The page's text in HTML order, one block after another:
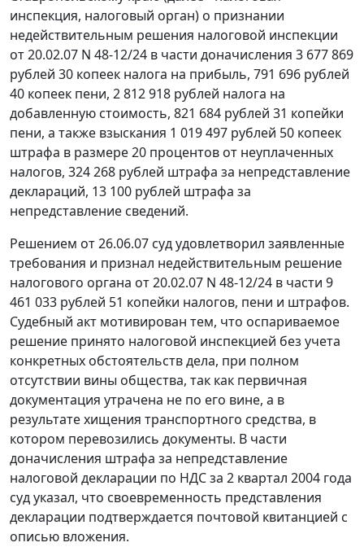
инспекция, налоговый орган) о признании
недействительным решения налоговой инспекции
от 20.02.07 N 48-12/24 в части доначисления 3 677 869
рублей 30 копеек налога на прибыль, 791 696 рублей
40 копеек пени, 2 812 918 рублей налога на
добавленную стоимость, 821 684 рублей 31 копейки
пени, а также взыскания 1 019 497 рублей 50 копеек
штрафа в размере 20 процентов от неуплаченных
налогов, 324 268 рублей штрафа за непредставление
деклараций, 13 100 рублей штрафа за
непредставление сведений.
Решением от 26.06.07 суд удовлетворил заявленные
требования и признал недействительным решение
налогового органа от 20.02.07 N 48-12/24 в части 9
461 033 рублей 51 копейки налогов, пени и штрафов.
Судебный акт мотивирован тем, что оспариваемое
решение принято налоговой инспекцией без учета
конкретных обстоятельств дела, при полном
отсутствии вины общества, так как первичная
документация утрачена не по его вине, а в
результате хищения транспортного средства, в
котором перевозились документы. В части
доначисления штрафа за непредставление
налоговой декларации по НДС за 2 квартал 2004 года
суд указал, что своевременность представления
декларации подтверждается почтовой квитанцией с
описью вложения.